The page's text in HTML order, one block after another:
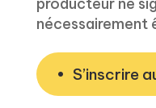
producteur ne
nécessairement
S’inscrire